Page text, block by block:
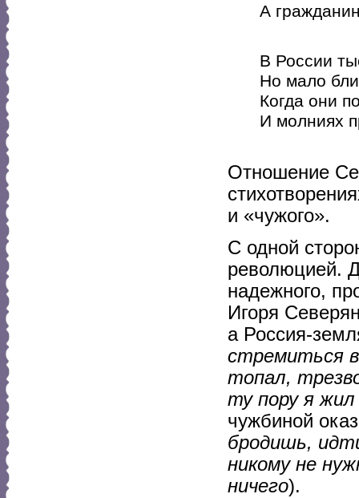
А
В России
Но мало
Когда они
И молниях
Отношение
и «чужого».
С одной
революцией.
надежного,
Игоря
а Россия-
стремиться
топал,
ту пору я жил
чужбиной
бродишь,
никому не
ничего).